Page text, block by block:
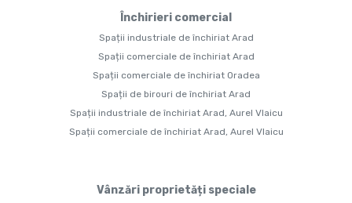
Închirieri comercial
Spații industriale de închiriat Arad
Spații comerciale de închiriat Arad
Spații comerciale de închiriat Oradea
Spații de birouri de închiriat Arad
Spații industriale de închiriat Arad, Aurel Vlaicu
Spații comerciale de închiriat Arad, Aurel Vlaicu
Vânzări proprietăți speciale